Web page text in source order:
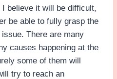
I believe it will be difficult,
be able to fully grasp the
There are many
causes happening at the
some of them will
try to reach an